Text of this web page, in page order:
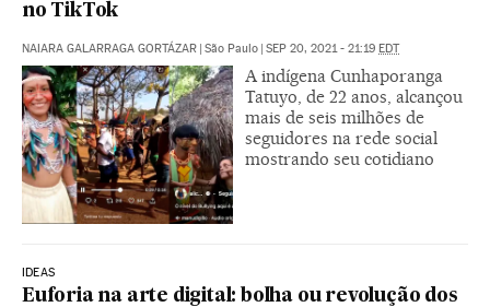
no TikTok
NAIARA GALARRAGA GORTÁZAR | São Paulo | SEP 20, 2021 - 21:19 EDT
A indígena Cunhaporanga
Tatuyo, de 22 anos, alcançou
mais de seis milhões de
seguidores na rede social
mostrando seu cotidiano
IDEAS
Euforia na arte digital: bolha ou revolução dos